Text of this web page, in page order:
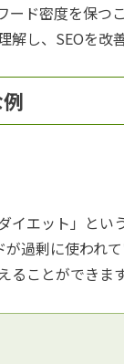
ード密度を保
し、SEOを改
イエット」と
過剰に使われ
ことができます